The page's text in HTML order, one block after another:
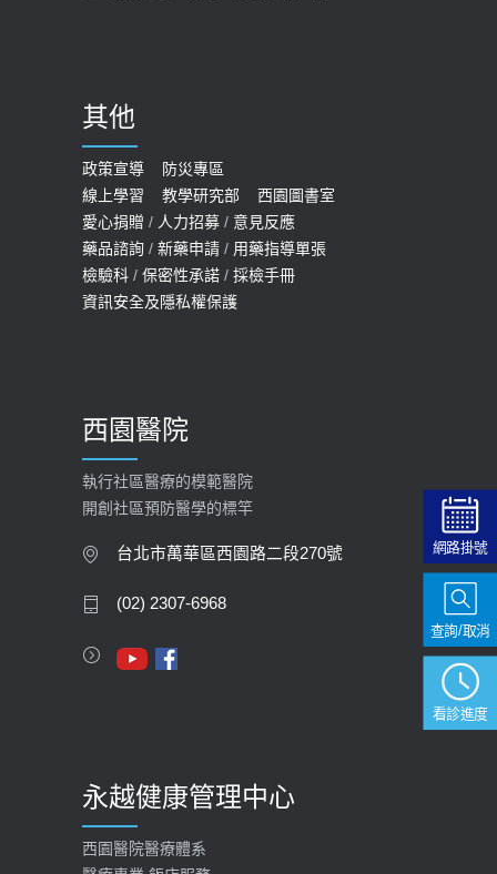
預約
2022-01-07
114年【公費流感及新冠疫苗】門診
預約
2025-09-30
【快速肝癌篩檢MRI】新檢查服務
2026-02-06
大吃大喝、肥胖害到膽囊！膽結石、
膽息肉如何處理？
2023-09-27
其他
政策宣導
防災專區
線上學習
教學研究部
西園圖書室
愛心捐贈 / 人力招募 / 意見反應
藥品諮詢 / 新藥申請 / 用藥指導單張
檢驗科 / 保密性承諾 / 採檢手冊
資訊安全及隱私權保護
西園醫院
執行社區醫療的模範醫院
開創社區預防醫學的標竿
台北市萬華區西園路二段270號
(02) 2307-6968
永越健康管理中心
西園醫院醫療體系
網路掛號
看診進度
查詢/取消